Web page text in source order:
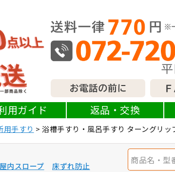
用ガイド 返品・交換
用手すり 浴槽手すり・風呂手すり ターングリッ
屋内スロープ 床ずれ防止